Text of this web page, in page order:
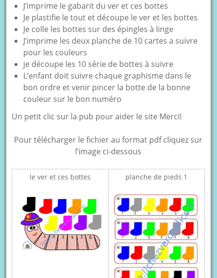
J’imprime le gabarit du ver et ces bottes
Je plastifie le tout et découpe le ver et les bottes
Je colle les bottes sur des épingles à linge
J’imprime les deux planche de 10 cartes a suivre
pour les couleurs
je découpe les 10 série de bottes à suivre
L’enfant doit suivre chaque graphisme dans le
bon ordre et venir pincer la botte de la bonne
couleur sur le bon numéro
Un petit clic sur la pub pour aider le site Merci!
Pour télécharger le fichier au format pdf cliquez sur
l’image ci-dessous
le ver et ces bottes planche de pieds 1